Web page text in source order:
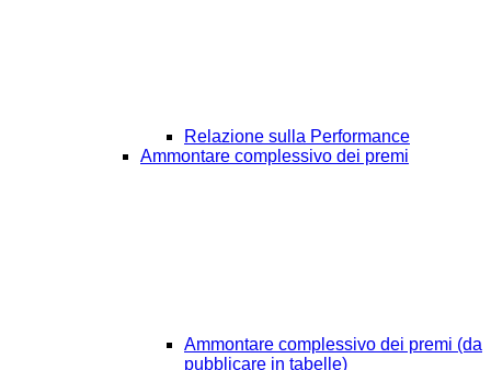
Relazione sulla Performance
Ammontare complessivo dei premi
Ammontare complessivo dei premi (da
pubblicare in tabelle)